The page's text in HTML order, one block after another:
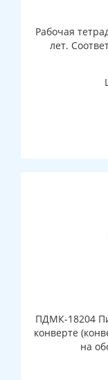
Рабочая
лет.
ПДМК-18204
конверте
на